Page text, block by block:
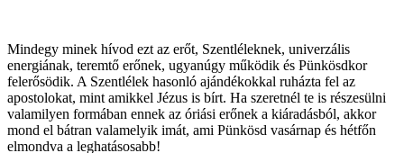
Mindegy minek hívod ezt az erőt, Szentléleknek, univerzális
energiának, teremtő erőnek, ugyanúgy működik és Pünkösdkor
felerősödik. A Szentlélek hasonló ajándékokkal ruházta fel az
apostolokat, mint amikkel Jézus is bírt. Ha szeretnél te is részesülni
valamilyen formában ennek az óriási erőnek a kiáradásból, akkor
mond el bátran valamelyik imát, ami Pünkösd vasárnap és hétfőn
elmondva a leghatásosabb!